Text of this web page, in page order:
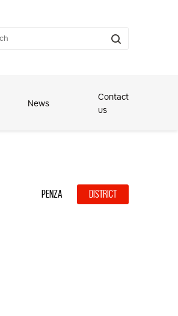
News
Contact
us
Penza District